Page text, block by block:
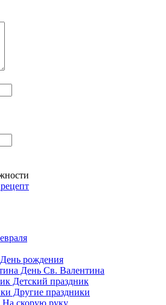
День рождения
День Св. Валентина
Детский праздник
Другие праздники
На скорую руку